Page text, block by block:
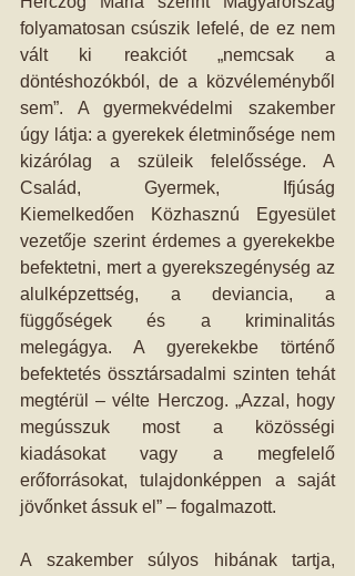
folyamatosan csúszik lefelé, de ez nem
vált ki reakciót „nemcsak a
döntéshozókból, de a közvéleményből
sem”. A gyermekvédelmi szakember
úgy látja: a gyerekek életminősége nem
kizárólag a szüleik felelőssége. A
Család, Gyermek, Ifjúság
Kiemelkedően Közhasznú Egyesület
vezetője szerint érdemes a gyerekekbe
befektetni, mert a gyerekszegénység az
alulképzettség, a deviancia, a
függőségek és a kriminalitás
melegágya. A gyerekekbe történő
befektetés össztársadalmi szinten tehát
megtérül – vélte Herczog. „Azzal, hogy
megússzuk most a közösségi
kiadásokat vagy a megfelelő
erőforrásokat, tulajdonképpen a saját
jövőnket ássuk el” – fogalmazott.
A szakember súlyos hibának tartja,